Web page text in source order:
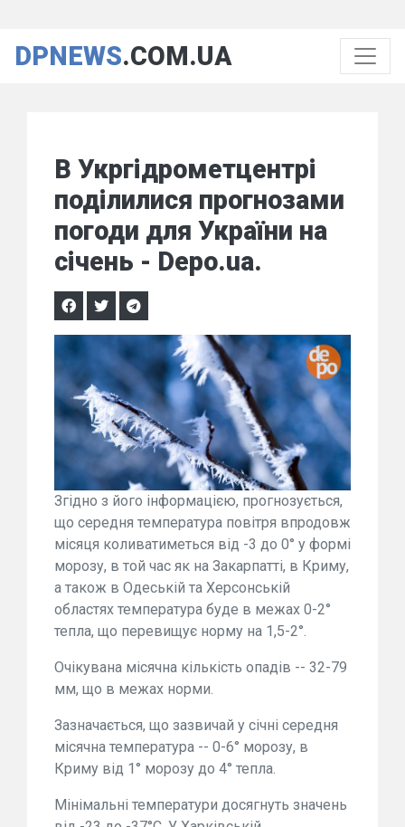
DPNEWS.COM.UA
В Укргідрометцентрі
поділилися прогнозами
погоди для України на
січень - Depo.ua.
Згідно з його інформацією, прогнозується,
що середня температура повітря впродовж
місяця коливатиметься від -3 до 0° у формі
морозу, в той час як на Закарпатті, в Криму,
а також в Одеській та Херсонській
областях температура буде в межах 0-2°
тепла, що перевищує норму на 1,5-2°.
Очікувана місячна кількість опадів -- 32-79
мм, що в межах норми.
Зазначається, що зазвичай у січні середня
місячна температура -- 0-6° морозу, в
Криму від 1° морозу до 4° тепла.
Мінімальні температури досягнуть значень